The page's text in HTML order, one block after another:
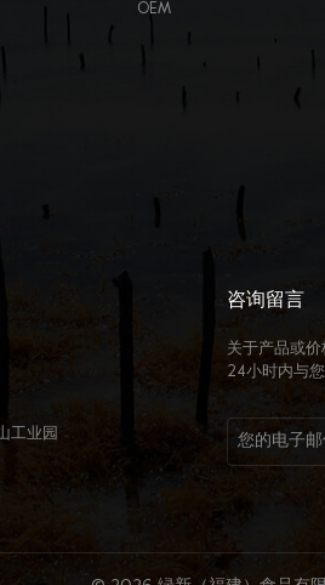
OEM
工业园
咨询留言
关于产品或
24小时内与您